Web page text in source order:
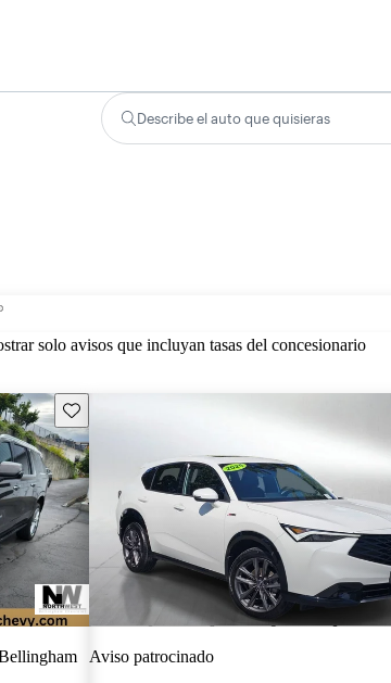
Describe el auto que quisieras
solo avisos que incluyan tasas del concesionario
Guarda este Aviso
Aviso patrocinado